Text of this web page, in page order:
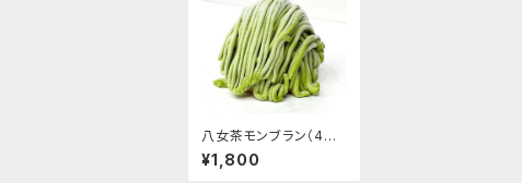
八女茶モンブラン（4個
入り）450円/1個
¥1,800